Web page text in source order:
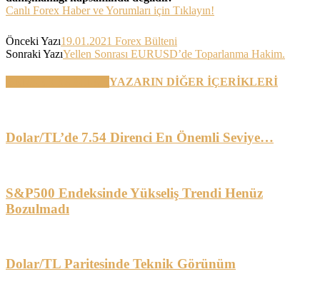
Canlı Forex Haber ve Yorumları için Tıklayın!
Önceki Yazı19.01.2021 Forex Bülteni
Sonraki YazıYellen Sonrası EURUSD’de Toparlanma Hakim.
YAZARIN DİĞER İÇERİKLERİ
Dolar/TL’de 7.54 Direnci En Önemli Seviye…
S&P500 Endeksinde Yükseliş Trendi Henüz
Bozulmadı
Dolar/TL Paritesinde Teknik Görünüm